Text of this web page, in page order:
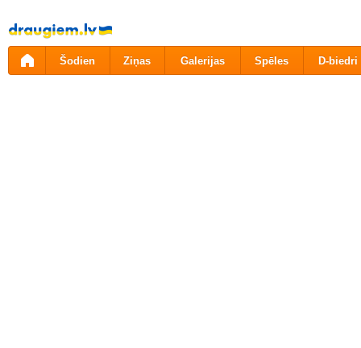
Pāriet
uz
saturu
Šodien Ziņas Galerijas Spēles D-biedri